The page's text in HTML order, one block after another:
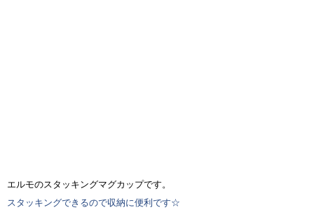
エルモのスタッキングマグカップです。
スタッキングできるので収納に便利です☆